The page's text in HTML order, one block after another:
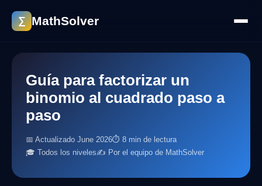
∑ MathSolver
Guía para factorizar un
binomio al cuadrado paso a
paso
📅 Actualizado June 2026⏱ 8 min de lectura
🎓 Todos los niveles✍️ Por el equipo de MathSolver